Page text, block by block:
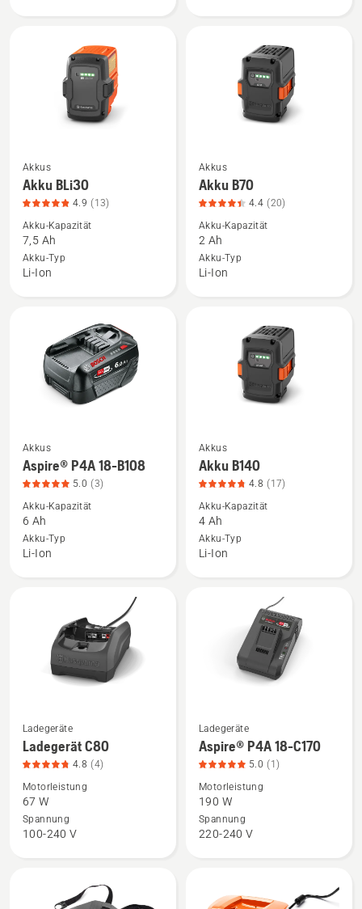
Produktbewertung
Mehr
Details
zu
Akku
BLi30
anzeigen,
Akkus
Akku BLi30
4.9 (13)
Akku-Kapazität
7,5 Ah
Akku-Typ
Li-Ion
Mehr
Details
zu
Akku
B70
anzeigen,
Akkus
Akku B70
4.4 (20)
Akku-Kapazität
2 Ah
Akku-Typ
Li-Ion
Mehr
Details
zu
Aspire®
P4A
18-
Akkus
Aspire® P4A 18-B108
5.0 (3)
Akku-Kapazität
6 Ah
Akku-Typ
Li-Ion
Mehr
Details
zu
Akku
B140
anzeigen,
Akkus
Akku B140
4.8 (17)
Akku-Kapazität
4 Ah
Akku-Typ
Li-Ion
Mehr
Details
zu
Ladegerät
C80
anzeigen,
Ladegeräte
Ladegerät C80
4.8 (4)
Motorleistung
67 W
Spannung
100-240 V
Mehr
Details
zu
Aspire®
P4A
18-
Ladegeräte
Aspire® P4A 18-C170
5.0 (1)
Motorleistung
190 W
Spannung
220-240 V